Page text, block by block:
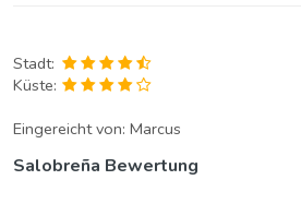
Stadt:
Küste:
Eingereicht von: Marcus
Salobreña Bewertung